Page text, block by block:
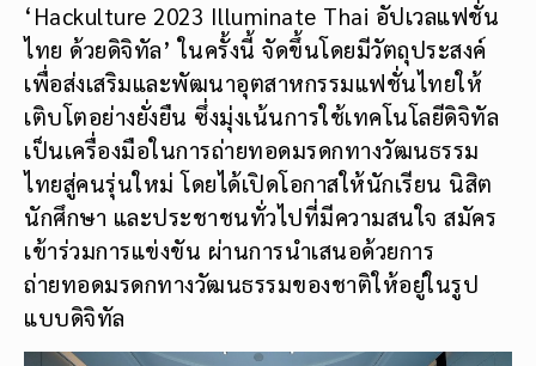
‘Hackulture 2023 Illuminate Thai อัปเวลแฟชั่น
ไทย ด้วยดิจิทัล’ ในครั้งนี้ จัดขึ้นโดยมีวัตถุประสงค์
เพื่อส่งเสริมและพัฒนาอุตสาหกรรมแฟชั่นไทยให้
เติบโตอย่างยั่งยืน ซึ่งมุ่งเน้นการใช้เทคโนโลยีดิจิทัล
เป็นเครื่องมือในการถ่ายทอดมรดกทางวัฒนธรรม
ไทยสู่คนรุ่นใหม่ โดยได้เปิดโอกาสให้นักเรียน นิสิต
นักศึกษา และประชาชนทั่วไปที่มีความสนใจ สมัคร
เข้าร่วมการแข่งขัน ผ่านการนำเสนอด้วยการ
ถ่ายทอดมรดกทางวัฒนธรรมของชาติให้อยู่ในรูป
แบบดิจิทัล